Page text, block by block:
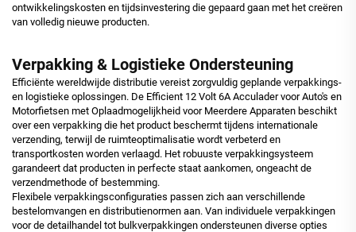
ontwikkelingskosten en tijdsinvestering die gepaard gaan met het creëren
van volledig nieuwe producten.
Verpakking & Logistieke Ondersteuning
Efficiënte wereldwijde distributie vereist zorgvuldig geplande verpakkings-
en logistieke oplossingen. De Efficient 12 Volt 6A Acculader voor Auto's en
Motorfietsen met Oplaadmogelijkheid voor Meerdere Apparaten beschikt
over een verpakking die het product beschermt tijdens internationale
verzending, terwijl de ruimteoptimalisatie wordt verbeterd en
transportkosten worden verlaagd. Het robuuste verpakkingsysteem
garandeert dat producten in perfecte staat aankomen, ongeacht de
verzendmethode of bestemming.
Flexibele verpakkingsconfiguraties passen zich aan verschillende
bestelomvangen en distributienormen aan. Van individuele verpakkingen
voor de detailhandel tot bulkverpakkingen ondersteunen diverse opties